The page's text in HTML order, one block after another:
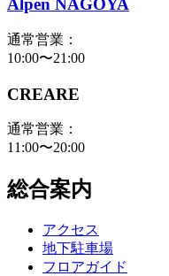
Alpen NAGOYA
通常営業：
10:00〜21:00
CREARE
通常営業：
11:00〜20:00
総合案内
アクセス
地下駐車場
フロアガイド